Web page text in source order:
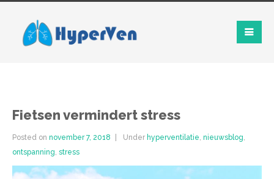
Fietsen vermindert stress
Posted on november 7, 2018 Under hyperventilatie, nieuwsblog,
ontspanning, stress